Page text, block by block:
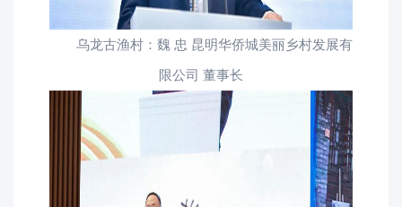
乌龙古渔村：魏 忠 昆明华侨城美丽乡村发展有
限公司 董事长